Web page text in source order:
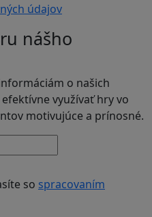
údajov
nášho
o našich
využívať hry vo
motivujúce a prínosné.
so spracovaním